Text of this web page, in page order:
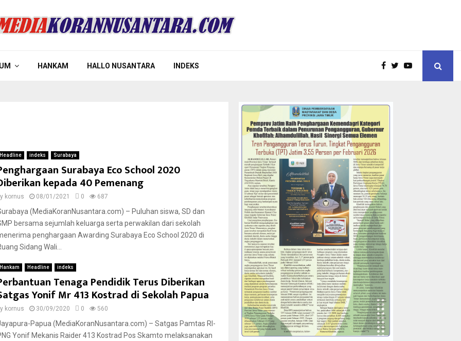
HANKAM HALLO NUSANTARA INDEKS
Headline indeks Surabaya
Surabaya Eco School 2020
kepada 40 Pemenang
kornus 08/01/2021 0 687
(MediaKoranNusantara.com) – Puluhan siswa, SD dan
bersama sejumlah keluarga serta perwakilan dari sekolah
penghargaan Awarding Surabaya Eco School 2020 di
Sidang Wali...
Hankam Headline indeks
Tenaga Pendidik Terus Diberikan
Yonif Mr 413 Kostrad di Sekolah Papua
kornus 30/09/2020 0 560
Papua (MediaKoranNusantara.com) – Satgas Pamtas RI-
Yonif Mekanis Raider 413 Kostrad Pos Skamto melaksanakan